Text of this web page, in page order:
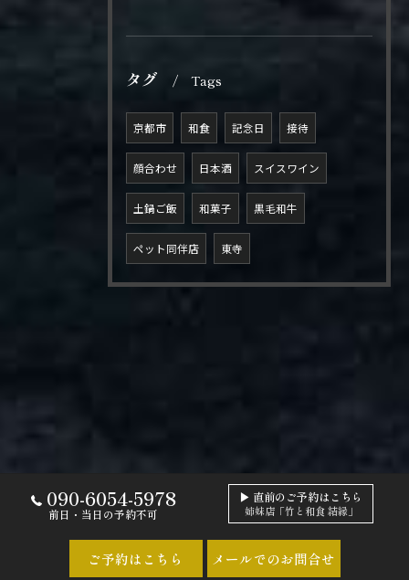
タグ Tags
京都市 和食 記念日 接待
顔合わせ 日本酒 スイスワイン
土鍋ご飯 和菓子 黒毛和牛
ペット同伴店 東寺
090-6054-5978
前日・当日の予約不可
▶ 直前のご予約はこちら
姉妹店「竹と和食 結縁」
ご予約はこちら メールでのお問合せ